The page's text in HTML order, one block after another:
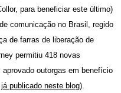
para beneficiar este último)
comunicação no Brasil, regido
de farras de liberação de
permitiu 418 novas
outorgas em benefício
publicado neste blog).